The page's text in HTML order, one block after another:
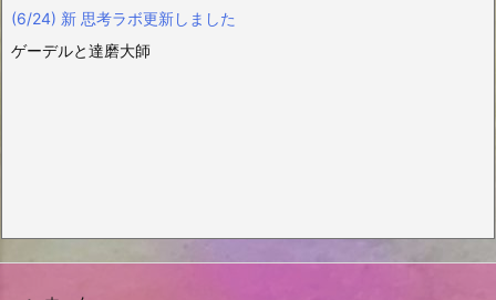
(6/24) 新 思考ラボ更新しました
ゲーデルと達磨大師